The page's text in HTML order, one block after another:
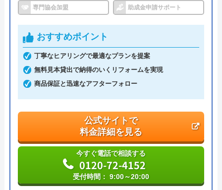
専門協会加盟 助成金申請サポート
おすすめポイント
丁寧なヒアリングで最適なプランを提案
無料見本貸出で納得のいくリフォームを実現
商品保証と迅速なアフターフォロー
公式サイトで
料金詳細を見る
今すぐ電話で相談する
0120-72-4152
受付時間： 9:00～20:00